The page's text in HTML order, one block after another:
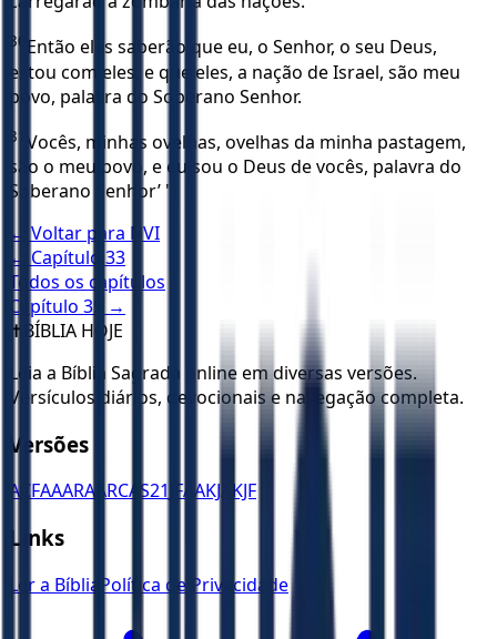
30 Então eles saberão que eu, o Senhor, o seu Deus,
estou com eles, e que eles, a nação de Israel, são meu
povo, palavra do Soberano Senhor.
31
Vocês, minhas ovelhas, ovelhas da minha pastagem,
são o meu povo, e eu sou o Deus de vocês, palavra do
Soberano Senhor’ ".
← Voltar para NVI
← Capítulo 33
Todos os capítulos
Capítulo 35
→
✝️ BÍBLIA HOJE
Leia a Bíblia Sagrada online em diversas versões.
Versículos diários, devocionais e navegação completa.
Versões
ACFAAARA ARCAS21 JFAAKJA KJF
Links
Ler a Bíblia Política de Privacidade